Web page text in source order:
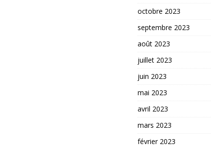
octobre 2023
septembre 2023
août 2023
juillet 2023
juin 2023
mai 2023
avril 2023
mars 2023
février 2023